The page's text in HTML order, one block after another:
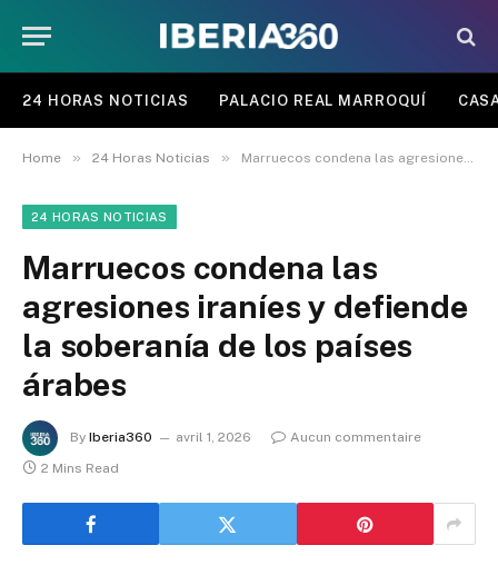
24 HORAS NOTICIAS PALACIO REAL MARROQUÍ
Home » 24 Horas Noticias » Marruecos condena las agresiones iraníes y defiende la soberanía de los países árabes
24 HORAS NOTICIAS
Marruecos condena las
agresiones iraníes y defiende
la soberanía de los países
árabes
By Iberia360 avril 1, 2026
Aucun commentaire
2 Mins Read